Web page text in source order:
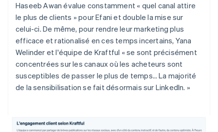
Haseeb Awan évalue constamment « quel canal attire
le plus de clients » pour Efani et double la mise sur
celui-ci. De même, pour rendre leur marketing plus
efficace et rationalisé en ces temps incertains, Yana
Welinder et l'équipe de Kraftful « se sont précisément
concentrées sur les canaux où les acheteurs sont
susceptibles de passer le plus de temps… La majorité
de la sensibilisation se fait désormais sur LinkedIn. »